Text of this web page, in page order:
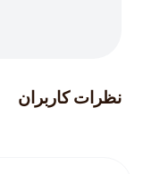
نظرات کاربران